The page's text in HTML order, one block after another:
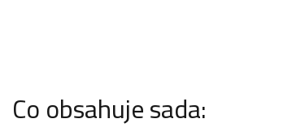
Co obsahuje sada: